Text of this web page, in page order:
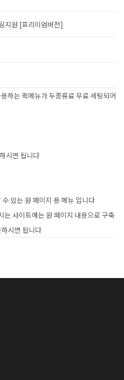
지원 [프리미엄버전]
하는 퀵메뉴가 두종류료 무료 세팅되어
시면 됩니다
있는 원 페이지 용 메뉴 입니다
는 사이트에는 원 페이지 내용으로 구축
시면 됩니다